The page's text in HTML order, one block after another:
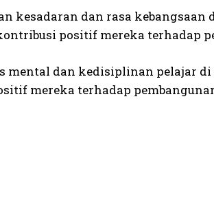
kesadaran dan rasa kebangsaan
positif mereka terhadap
dan kedisiplinan pelajar di
mereka terhadap